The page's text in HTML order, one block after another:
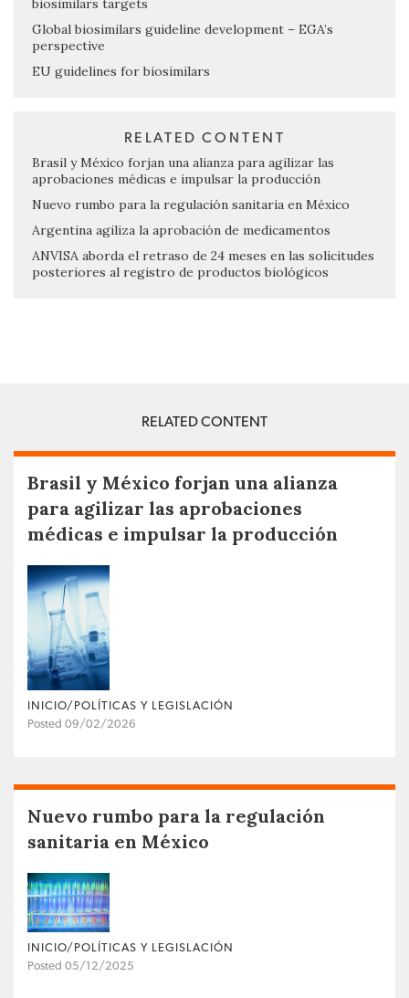
biosimilars targets
Global biosimilars guideline development – EGA’s
perspective
EU guidelines for biosimilars
RELATED CONTENT
Brasil y México forjan una alianza para agilizar las
aprobaciones médicas e impulsar la producción
Nuevo rumbo para la regulación sanitaria en México
Argentina agiliza la aprobación de medicamentos
ANVISA aborda el retraso de 24 meses en las solicitudes
posteriores al registro de productos biológicos
RELATED CONTENT
Brasil y México forjan una alianza
para agilizar las aprobaciones
médicas e impulsar la producción
INICIO/POLÍTICAS Y LEGISLACIÓN
Posted 09/02/2026
Nuevo rumbo para la regulación
sanitaria en México
INICIO/POLÍTICAS Y LEGISLACIÓN
Posted 05/12/2025